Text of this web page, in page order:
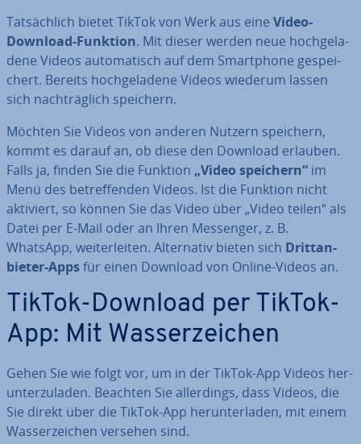
Tat­säch­lich bietet TikTok von Werk aus eine Video-
Download-Funktion. Mit dieser werden neue hoch­ge­la­
de­ne Videos au­to­ma­tisch auf dem Smart­phone ge­spei­
chert. Bereits hoch­ge­la­de­ne Videos wiederum lassen
sich nach­träg­lich speichern.
Möchten Sie Videos von anderen Nutzern speichern,
kommt es darauf an, ob diese den Download erlauben.
Falls ja, finden Sie die Funktion „Video speichern“ im
Menü des be­tref­fen­den Videos. Ist die Funktion nicht
aktiviert, so können Sie das Video über „Video teilen“ als
Datei per E-Mail oder an Ihren Messenger, z. B.
WhatsApp, wei­ter­lei­ten. Al­ter­na­tiv bieten sich Dritt­an­
bie­ter-Appsfür einen Download von Online-Videos an.
TikTok-Download per TikTok-
App: Mit Was­ser­zei­chen
Gehen Sie wie folgt vor, um in der TikTok-App Videos her­
un­ter­zu­la­den. Beachten Sie al­ler­dings, dass Videos, die
Sie direkt über die TikTok-App her­un­ter­la­den, mit einem
Was­ser­zei­chen versehen sind.